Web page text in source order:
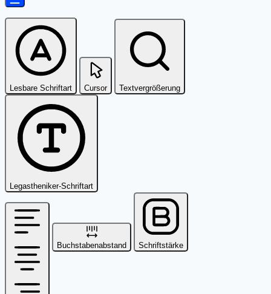
Lesbare Schriftart Cursor Textvergrößerung
Legastheniker-Schriftart
Buchstabenabstand Schriftstärke